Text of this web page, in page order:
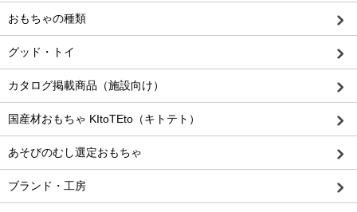
おもちゃの種類
グッド・トイ
カタログ掲載商品（施設向け）
国産材おもちゃ KItoTEto（キトテト）
あそびのむし選定おもちゃ
ブランド・工房